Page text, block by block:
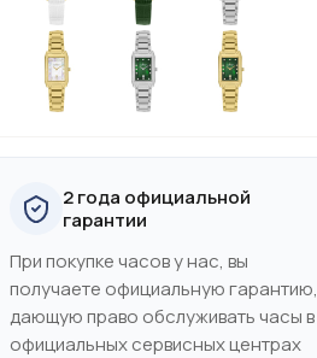
2 года официальной
гарантии
При покупке часов у нас, вы
получаете официальную гарантию,
дающую право обслуживать часы в
официальных сервисных центрах